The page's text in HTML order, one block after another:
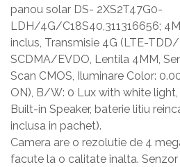
panou solar DS- 2XS2T47G0-
LDH/4G/C18S40,311316656;
inclus, Transmisie 4G (LTE-
SCDMA/EVDO, Lentila 4MM,
Scan CMOS, Iluminare Color:
ON), B/W: 0 Lux with white
Built-in Speaker, baterie litiu
inclusa in pachet).
Camera are o rezolutie de 4
facute la o calitate inalta. Senzor